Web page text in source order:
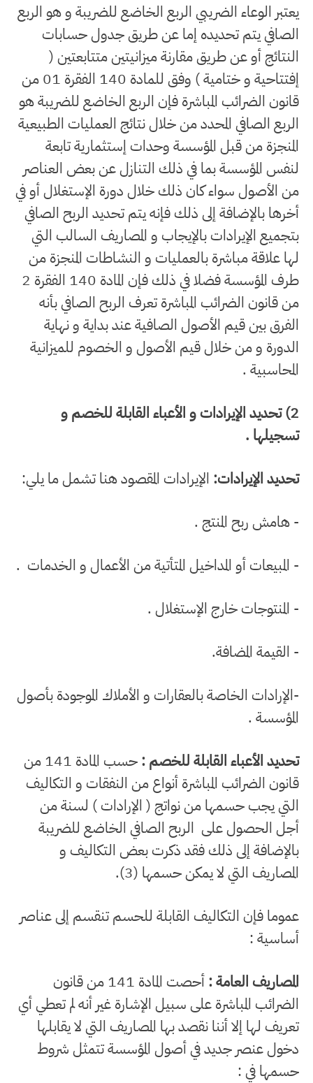
يعتبر الوعاء الضريبي الربع الخاضع للضريبة و هو الربع
الصافي يتم تحديده إما عن طريق جدول حسابات
النتائج أو عن طريق مقارنة ميزانيتين متتابعتين (
إفتتاحية و ختامية ) وفق للمادة 140 الفقرة 01 من
قانون الضرائب المباشرة فإن الربع الخاضع للضريبة هو
الربع الصافي المحدد من خلال نتائج العمليات الطبيعية
المنجزة من قبل المؤسسة وحدات إستثمارية تابعة
لنفس المؤسسة بما في ذلك التنازل عن بعض العناصر
من الأصول سواء كان ذلك خلال دورة الإستغلال أو في
أخرها بالإضافة إلى ذلك فإنه يتم تحديد الربح الصافي
بتجميع الإيرادات بالإيجاب و المصاريف السالب التي
لها علاقة مباشرة بالعمليات و النشاطات المنجزة من
طرف المؤسسة فضلا في ذلك فإن المادة 140 الفقرة 2
من قانون الضرائب المباشرة تعرف الربح الصافي بأنه
الفرق بين قيم الأصول الصافية عند بداية و نهاية
الدورة و من خلال قيم الأصول و الخصوم للميزانية
المحاسبية .
2) تحديد الإيرادات و الأعباء القابلة للخصم و
تسجيلها .
تحديد الإيرادات: الإيرادات المقصود هنا تشمل ما يلي:
- هامش ربح المنتج .
- المبيعات أو المداخيل المتأتية من الأعمال و الخدمات .
- المنتوجات خارج الإستغلال .
- القيمة المضافة.
-الإرادات الخاصة بالعقارات و الأملاك الموجودة بأصول
المؤسسة .
تحديد الأعباء القابلة للخصم :
حسب المادة 141 من
قانون الضرائب المباشرة أنواع من النفقات و التكاليف
التي يجب حسمها من نواتج ( الإرادات ) لسنة من
أجل الحصول على الربح الصافي الخاضع للضريبة
بالإضافة إلى ذلك فقد ذكرت بعض التكاليف و
المصاريف التي لا يمكن حسمها (3).
عموما فإن التكاليف القابلة للحسم تنقسم إلى عناصر
أساسية :
المصاريف العامة :
أحصت المادة 141 من قانون
الضرائب المباشرة على سبيل الإشارة غير أنه لم تعطي أي
تعريف لها إلا أننا نقصد بها المصاريف التي لا يقابلها
دخول عنصر جديد في أصول المؤسسة تتمثل شروط
حسمها في :